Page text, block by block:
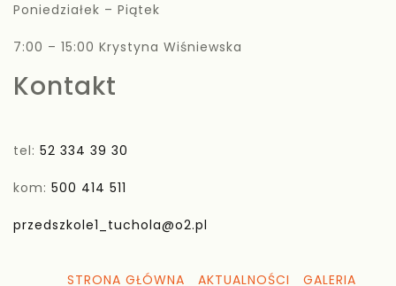
Poniedziałek – Piątek
7:00 – 15:00 Krystyna Wiśniewska
Kontakt
tel: 52 334 39 30
kom: 500 414 511
przedszkole1_tuchola@o2.pl
STRONA GŁÓWNA AKTUALNOŚCI GALERIA